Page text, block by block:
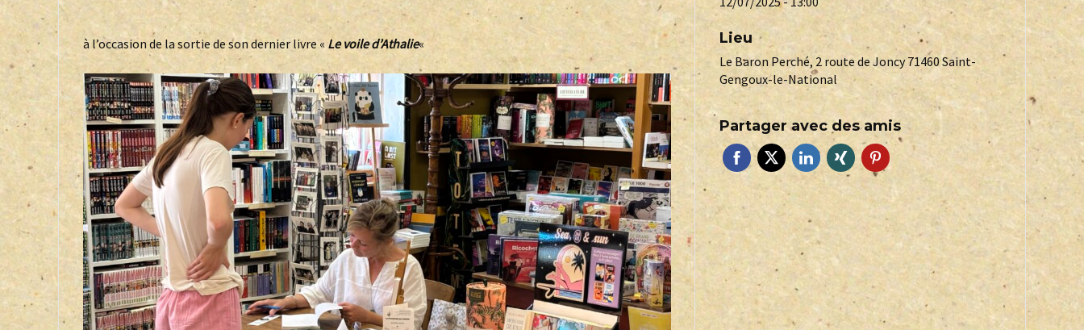
à l’occasion de la sortie de son dernier livre « Le voile d’Athalie« Lieu
Le Baron Perché, 2 route de Joncy 71460 Saint-
Gengoux-le-National
Partager avec des amis